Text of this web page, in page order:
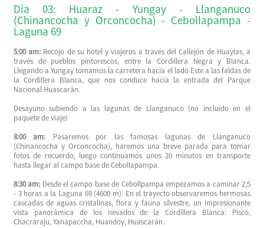
Día 03: Huaraz - Yungay - Llanganuco
(Chinancocha y Orconcocha) - Cebollapampa -
Laguna 69
5:00 am: Recojo de su hotel y viajeros a través del Callejón de Huaylas, a
través de pueblos pintorescos, entre la Cordillera Negra y Blanca.
Llegando a Yungay tomamos la carretera hacia el lado Este a las faldas de
la Cordillera Blanca, que nos conduce hacia la entrada del Parque
Nacional Huascarán.
Desayuno subiendo a las lagunas de Llanganuco (no incluído en el
paquete de viaje)
8:00 am: Pasaremos por las famosas lagunas de Llanganuco
(Chinancocha y Orconcocha), haremos una breve parada para tomar
fotos de recuerdo, luego continuamos unos 20 minutos en transporte
hasta llegar al campo base de Cebollapampa.
8:30 am: Desde el campo base de Cebollpampa empezamos a caminar 2,5
- 3 horas a la Laguna 69 (4600 m). En el trayecto observaremos hermosas
cascadas de aguas cristalinas, flora y fauna silvestre, un impresionante
vista panorámica de los nevados de la Cordillera Blanca: Pisco,
Chacraraju, Yanapaccha, Huandoy, Huascarán.